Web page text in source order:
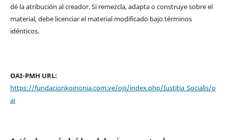
dé la atribución al creador. Si remezcla, adapta o construye sobre el
material, debe licenciar el material modificado bajo términos
idénticos.
OAI-PMH URL:
https://fundacionkoinonia.com.ve/ojs/index.php/Iustitia_Socialis/o
ai